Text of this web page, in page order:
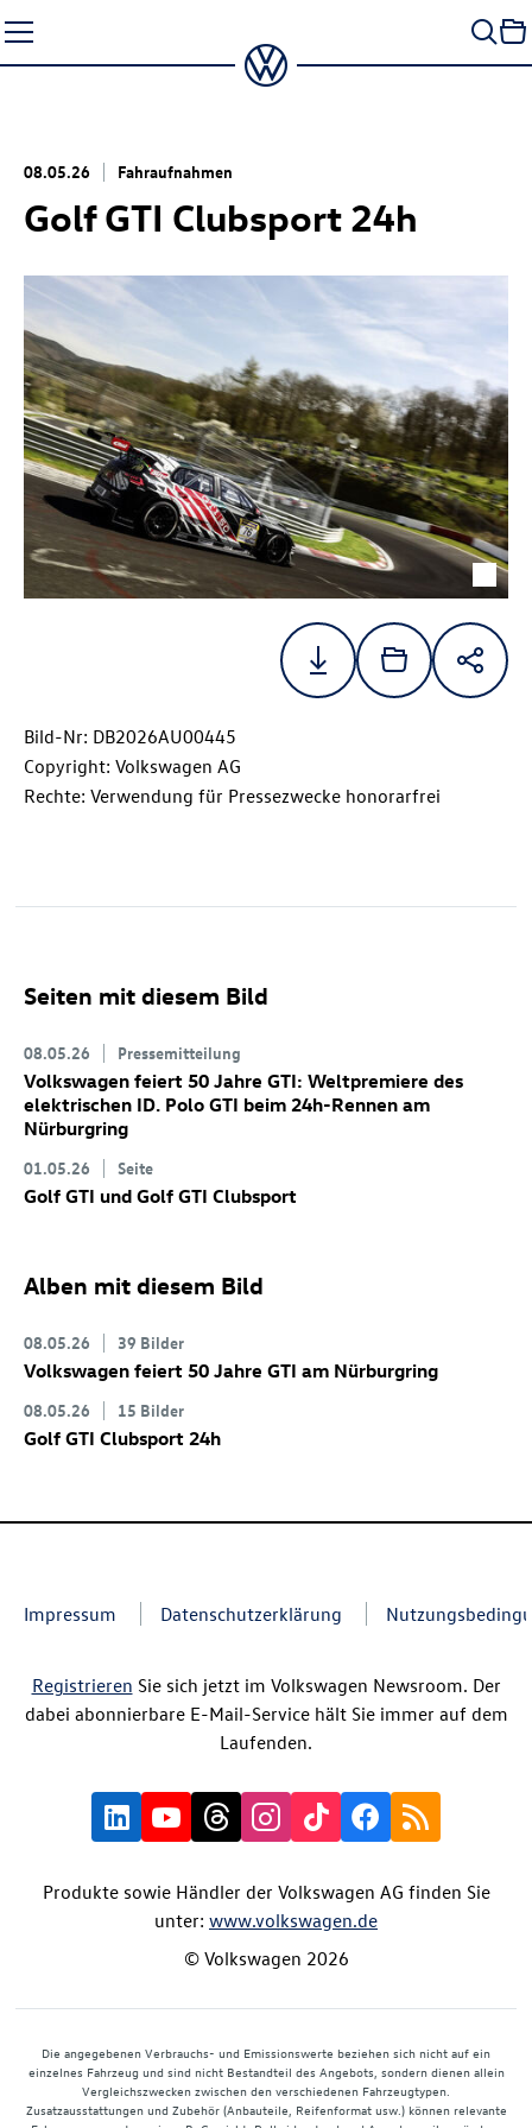
Seiteninhalt
springen
08.05.26 Fahraufnahmen
Golf GTI Clubsport 24h
Bild-Nr: DB2026AU00445
Copyright: Volkswagen AG
Rechte: Verwendung für Pressezwecke honorarfrei
Seiten mit diesem Bild
08.05.26 Pressemitteilung
Volkswagen feiert 50 Jahre GTI: Weltpremiere des
elektrischen ID. Polo GTI beim 24h-Rennen am
Nürburgring
01.05.26 Seite
Golf GTI und Golf GTI Clubsport
Alben mit diesem Bild
08.05.26 39 Bilder
Volkswagen feiert 50 Jahre GTI am Nürburgring
08.05.26 15 Bilder
Golf GTI Clubsport 24h
Impressum Datenschutzerklärung
Registrieren Sie sich jetzt im Volkswagen Newsroom. Der
dabei abonnierbare E-Mail-Service hält Sie immer auf dem
Laufenden.
Produkte sowie Händler der Volkswagen AG finden Sie
unter: www.volkswagen.de
© Volkswagen 2026
Die angegebenen Verbrauchs- und Emissionswerte beziehen sich nicht auf ein
einzelnes Fahrzeug und sind nicht Bestandteil des Angebots, sondern dienen allein
Vergleichszwecken zwischen den verschiedenen Fahrzeugtypen.
Zusatzausstattungen und Zubehör (Anbauteile, Reifenformat usw.) können relevante